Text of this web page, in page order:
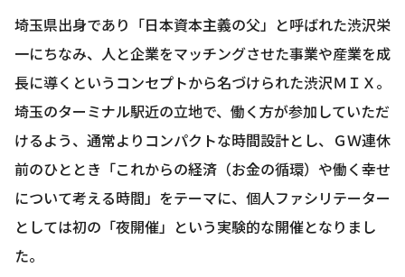
埼玉県出身であり「日本資本主義の父」と呼ばれた渋沢栄
一にちなみ、人と企業をマッチングさせた事業や産業を成
長に導くというコンセプトから名づけられた渋沢ＭＩＸ。
埼玉のターミナル駅近の立地で、働く方が参加していただ
けるよう、通常よりコンパクトな時間設計とし、ＧＷ連休
前のひととき「これからの経済（お金の循環）や働く幸せ
について考える時間」をテーマに、個人ファシリテーター
としては初の「夜開催」という実験的な開催となりまし
た。